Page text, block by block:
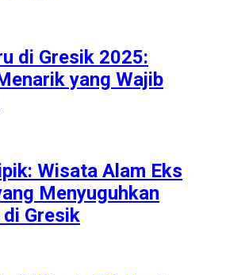
di Gresik 2025:
yang Wajib
Wisata Alam Eks
Menyuguhkan
Gresik